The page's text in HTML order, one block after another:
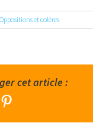
Oppositions et colères
cet article :